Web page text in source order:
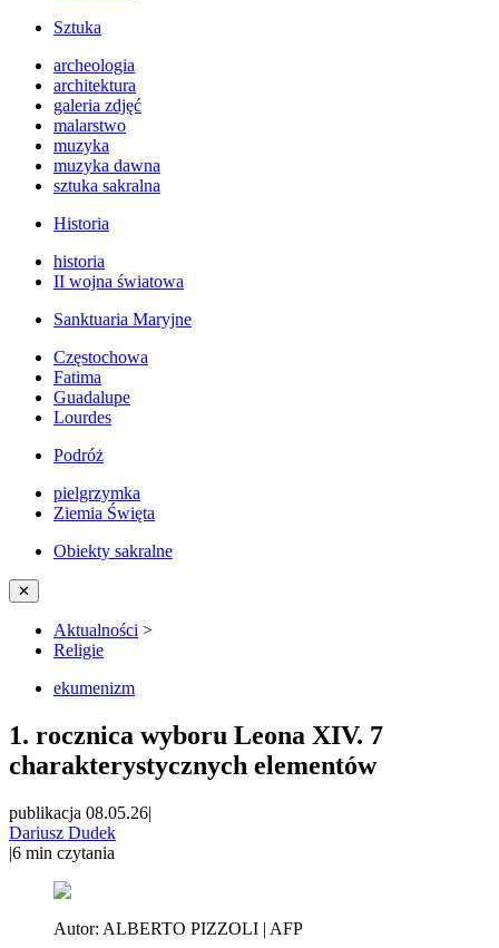
Sztuka
archeologia
architektura
galeria zdjęć
malarstwo
muzyka
muzyka dawna
sztuka sakralna
Historia
historia
II wojna światowa
Sanktuaria Maryjne
Częstochowa
Fatima
Guadalupe
Lourdes
Podróż
pielgrzymka
Ziemia Święta
Obiekty sakralne
✕
Aktualności >
Religie
ekumenizm
1. rocznica wyboru Leona XIV. 7
charakterystycznych elementów
publikacja 08.05.26|
Dariusz Dudek
|6 min czytania
Autor: ALBERTO PIZZOLI | AFP